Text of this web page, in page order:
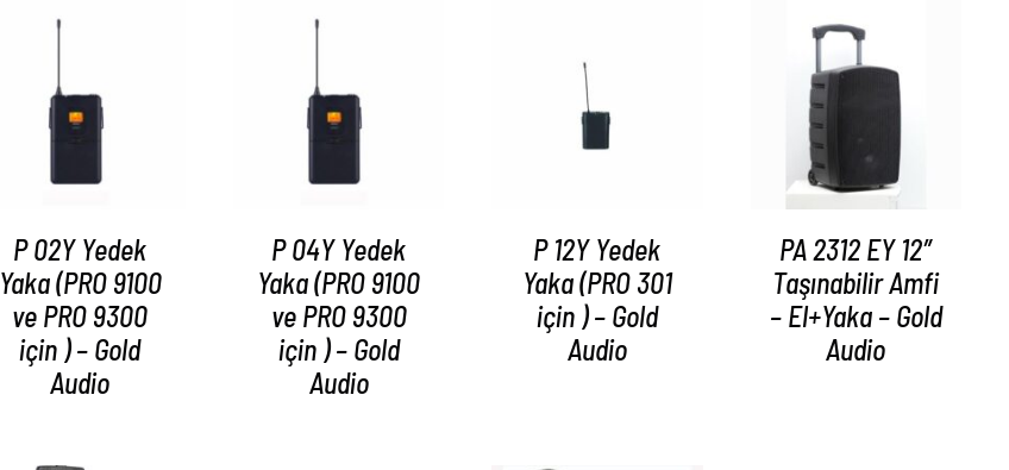
AYRINTILAR
P 02Y Yedek
Yaka (PRO 9100
ve PRO 9300
için ) – Gold
Audio
AYRINTILAR
P 04Y Yedek
Yaka (PRO 9100
ve PRO 9300
için ) – Gold
Audio
AYRINTILAR
P 12Y Yedek
Yaka (PRO 301
için ) – Gold
Audio
AYRINTILAR
PA 2312 EY 12″
Taşınabilir Amfi
– El+Yaka – Gold
Audio